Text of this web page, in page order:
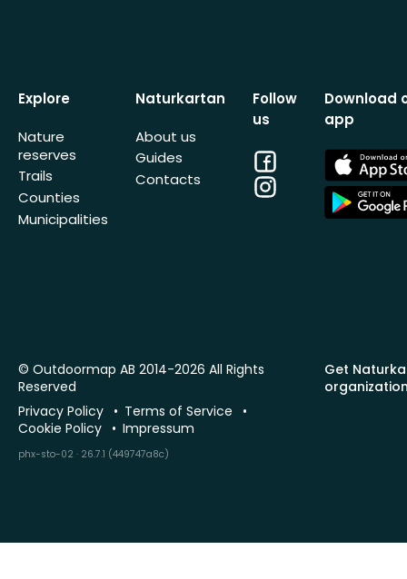
Explore
Nature
reserves
Trails
Counties
Municipalities
Naturkartan
About us
Guides
Contacts
Follow
us
Facebook
Instagram
Download
app
App
Store
App
Store
Get
© Outdoormap AB 2014-2026 All Rights
Reserved
Privacy Policy
Terms of Service
Cookie Policy
Impressum
phx-sto-02 · 26.7.1 (449747a8c)